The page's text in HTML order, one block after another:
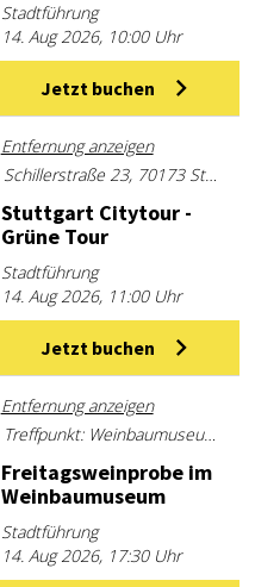
Stadtführung
14. Aug 2026, 10:00 Uhr
Jetzt buchen
Entfernung anzeigen
Schillerstraße 23, 70173 Stuttgart
Stutt­gart Ci­ty­tour -
Grü­ne Tour
Stadtführung
14. Aug 2026, 11:00 Uhr
Jetzt buchen
Entfernung anzeigen
Treffpunkt: Weinbaumuseum Stuttgart-Uhlbach, Uhlbacher Platz 4, 70329 Stuttgart
Frei­tags­wein­pro­be im
Wein­bau­mu­se­um
Stadtführung
14. Aug 2026, 17:30 Uhr